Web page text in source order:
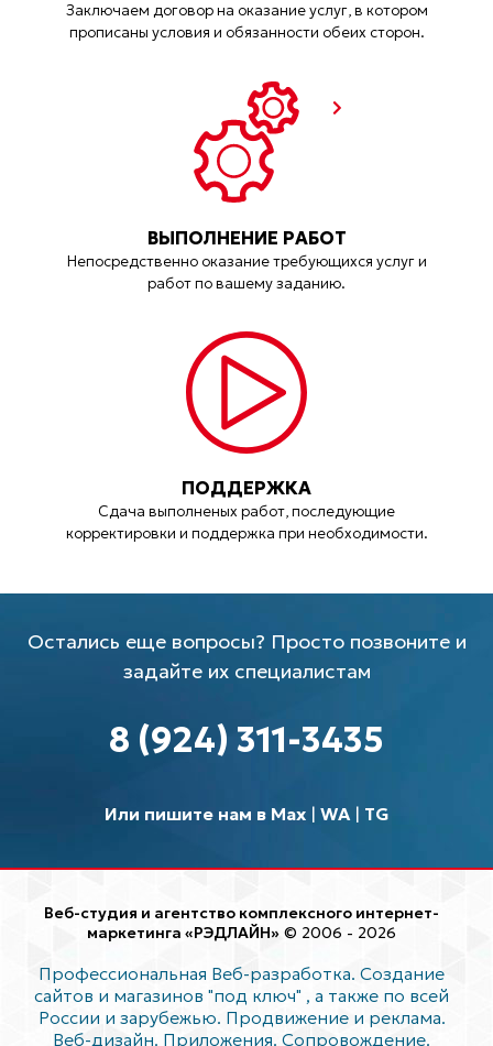
Заключаем договор на оказание услуг, в котором
прописаны условия и обязанности обеих сторон.
ВЫПОЛНЕНИЕ РАБОТ
Непосредственно оказание требующихся услуг и
работ по вашему заданию.
ПОДДЕРЖКА
Сдача выполненых работ, последующие
корректировки и поддержка при необходимости.
Остались еще вопросы? Просто позвоните и
задайте их специалистам
8 (924) 311-3435
Или пишите нам в Max| WA| TG
Веб-студия и агентство комплексного интернет-
маркетинга «РЭДЛАЙН» © 2006 - 2026
Профессиональная Веб-разработка. Создание
сайтов и магазинов "под ключ" , а также по всей
России и зарубежью. Продвижение и реклама.
Веб-дизайн. Приложения. Сопровождение.